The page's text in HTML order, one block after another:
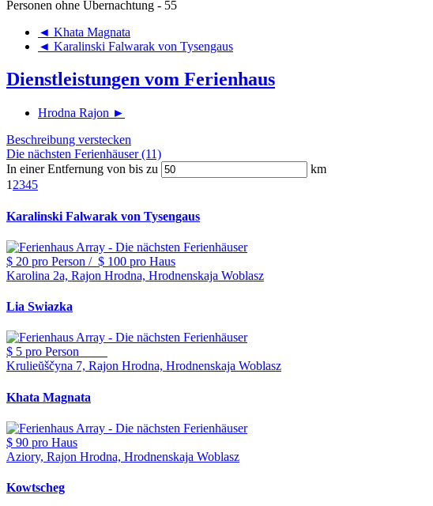
Personen ohne Übernachtung - 55
◄ Khata Magnata
◄ Karalinski Falwarak von Tysengaus
Dienstleistungen vom Ferienhaus
Hrodna Rajon ►
Beschreibung verstecken
Die nächsten Ferienhäuser (11)
In einer Entfernung von bis zu
km
1 2345
Karalinski Falwarak von Tysengaus
$ 20 pro Person / $ 100 pro Haus
Karolina 2a, Rajon Hrodna, Hrodnenskaja Woblasz
Lia Swiazka
$ 5 pro Person
Krulieŭščyna 7, Rajon Hrodna, Hrodnenskaja Woblasz
Khata Magnata
$ 90 pro Haus
Aziory, Rajon Hrodna, Hrodnenskaja Woblasz
Kowtscheg